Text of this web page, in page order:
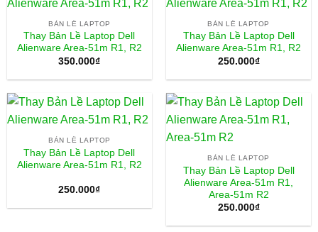
BẢN LỀ LAPTOP
Thay Bản Lề Laptop Dell
Alienware Area-51m R1, R2
350.000₫
BẢN LỀ LAPTOP
Thay Bản Lề Laptop Dell
Alienware Area-51m R1, R2
250.000₫
BẢN LỀ LAPTOP
Thay Bản Lề Laptop Dell
Alienware Area-51m R1, R2
250.000₫
BẢN LỀ LAPTOP
Thay Bản Lề Laptop Dell
Alienware Area-51m R1,
Area-51m R2
250.000₫